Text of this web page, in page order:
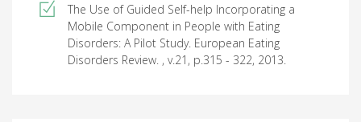
The Use of Guided Self-help Incorporating a
Mobile Component in People with Eating
Disorders: A Pilot Study. European Eating
Disorders Review. , v.21, p.315 - 322, 2013.